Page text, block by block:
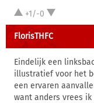
+1/-0
FlorisTHFC
Eindelijk een
illustratief voor het
een ervaren
want anders vrees